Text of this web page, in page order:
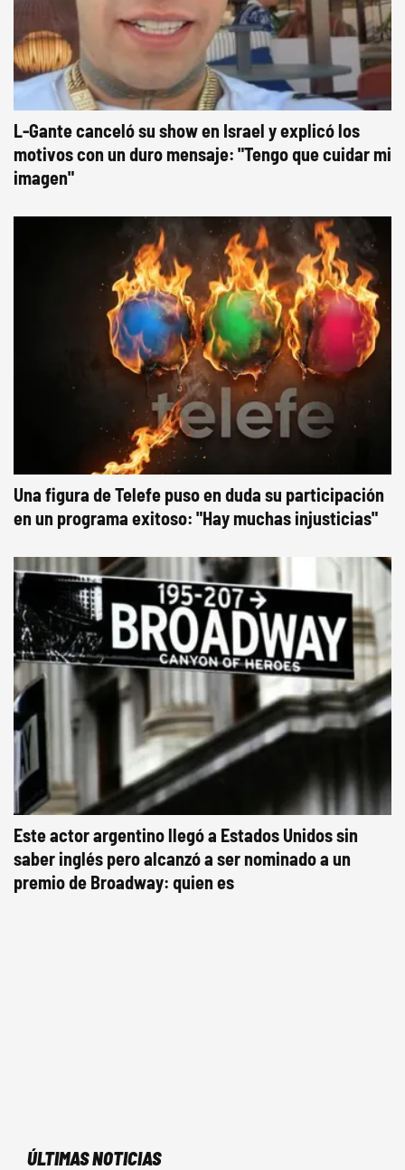
L-Gante canceló su show en Israel y explicó los
motivos con un duro mensaje: "Tengo que cuidar mi
imagen"
Una figura de Telefe puso en duda su participación
en un programa exitoso: "Hay muchas injusticias"
Este actor argentino llegó a Estados Unidos sin
saber inglés pero alcanzó a ser nominado a un
premio de Broadway: quien es
ÚLTIMAS NOTICIAS